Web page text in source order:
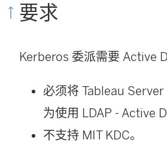
要求
Kerberos 委派需要 Active
必须将 Tableau
为使用 LDAP - Active
不支持 MIT KDC。